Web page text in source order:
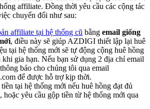
affiliate. Đồng thời yêu cầu các cộng tác
chuyển đổi như sau:
affiliate tại hệ thống cũ bằng email giống
, điều này sẽ giúp AZDIGI thiết lập lại huê
tại hệ thống mới sẽ tự động cộng huê hồng
khi gia hạn. Nếu bạn sử dụng 2 địa chỉ email
báo cho chúng tôi qua email
để được hỗ trợ kịp thời.
tại hệ thống mới nếu huê hồng đạt đủ
hoặc yêu cầu gộp tiền từ hệ thống mới qua